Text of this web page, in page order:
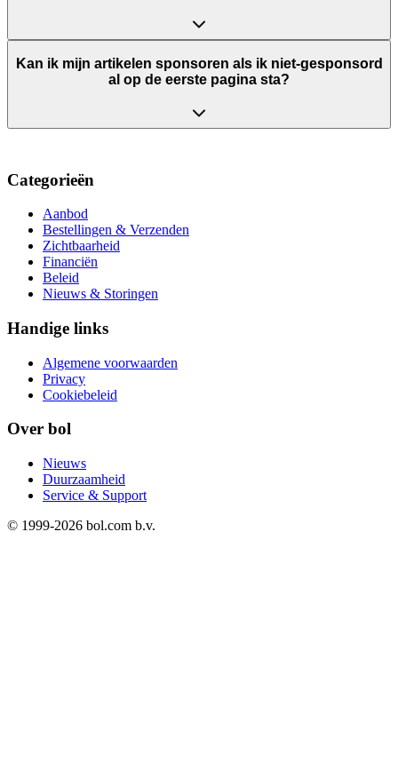
Kan ik mijn artikelen sponsoren als ik niet-gesponsord
al op de eerste pagina sta?
Categorieën
Aanbod
Bestellingen & Verzenden
Zichtbaarheid
Financiën
Beleid
Nieuws & Storingen
Handige links
Algemene voorwaarden
Privacy
Cookiebeleid
Over bol
Nieuws
Duurzaamheid
Service & Support
© 1999-2026 bol.com b.v.